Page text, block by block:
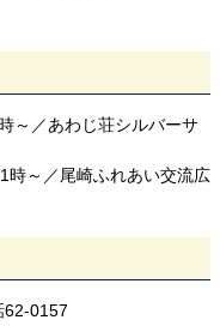
～／あわじ荘シルバーサ
時～／尾崎ふれあい交流広
0157